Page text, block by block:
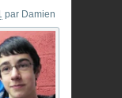
par Damien